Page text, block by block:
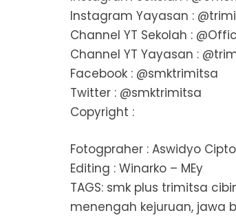
Instagram Yayasan :
Channel YT Sekolah :
Channel YT Yayasan :
Facebook : @smktrimitsa
Twitter : @smktrimitsa
Copyright :
Fotogpraher : Aswidyo
Editing : Winarko – MEy
TAGS: smk plus trimitsa
menengah kejuruan, jawa